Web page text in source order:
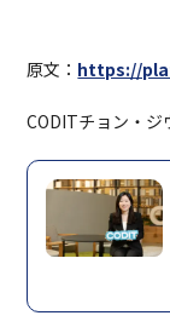
原文： https://
CODITチョン・